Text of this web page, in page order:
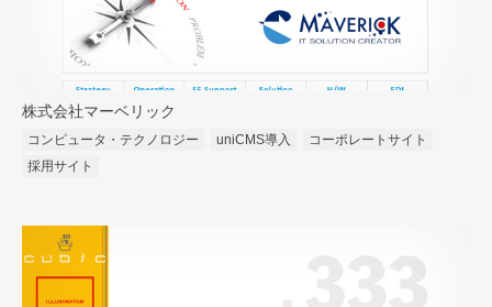
株式会社マーベリック
コンピュータ・テクノロジー uniCMS導入
コーポレートサイト
採用サイト